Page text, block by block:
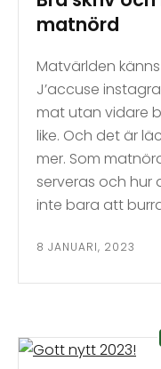
matnörd
Matvärlden
J’accuse
mat utan vidare
like. Och det är
mer. Som
serveras och hur
inte bara att
8 JANUARI, 2023